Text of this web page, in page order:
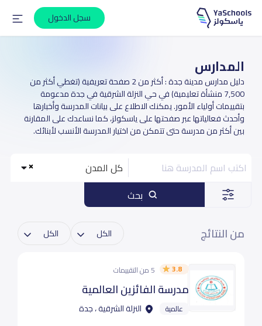
سجل الدخول
المدارس
دليل مدارس مدينة جدة : أكثر من 2 صفحة تعريفية (تغطي أكثر من
7,500 منشأة تعليمية) في حي النزلة الشرقية في جدة مدعومة
بتقييمات أولياء الأمور. يمكنك الاطلاع على بيانات المدرسة وأخبارها
وأحدث فعالياتها عبر صفحتها على ياسكولز، كما نساعدك على المقارنة
بين أكثر من مدرسة حتى تتمكن من اختيار المدرسة الأنسب لأبنائك.
كل المدن
من النتائج
3.8 5 من التقييمات
مدرسة الفائزين العالمية
عالمية النزلة الشرقية ، جدة